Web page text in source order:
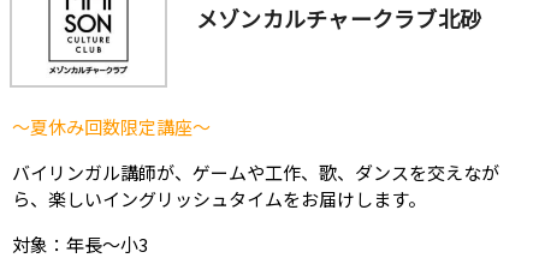
メゾンカルチャークラブ北砂
～夏休み回数限定講座～
バイリンガル講師が、ゲームや工作、歌、ダンスを交えなが
ら、楽しいイングリッシュタイムをお届けします。
対象：年長～小3